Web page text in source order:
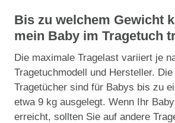
Bis zu welchem Gewicht
mein Baby im Tragetuch
Die maximale Tragelast variiert je
Tragetuchmodell und Hersteller.
Tragetücher sind für Babys bis zu
etwa 9 kg ausgelegt. Wenn Ihr
erreicht, sollten Sie auf andere